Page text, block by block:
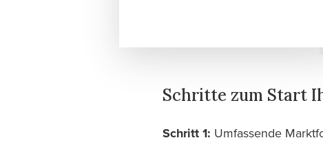
Schritte zum Start
Schritt 1: Umfassende